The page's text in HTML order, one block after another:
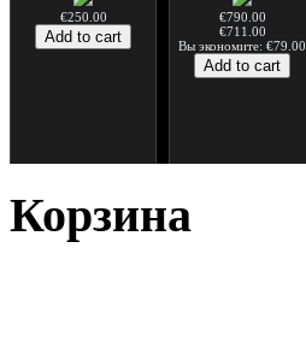
€250.00
€790.00
€711.00
Вы экономите: €79.00
€75.00
Корзина